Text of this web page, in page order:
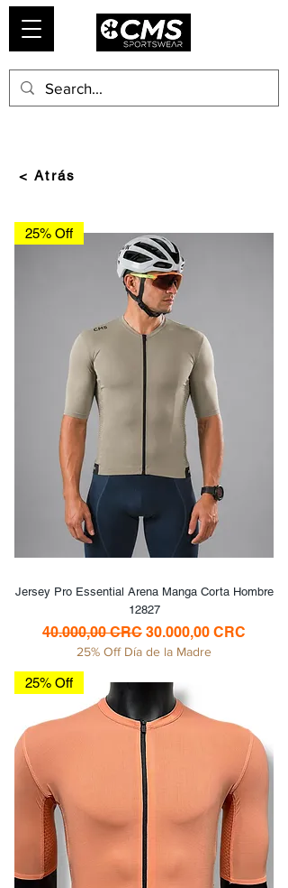
< Atrás
25% Off
Jersey Pro Essential Arena Manga Corta Hombre
12827
Precio
40.000,00 CRC Precio de oferta
30.000,00 CRC
25% Off Día de la Madre
25% Off